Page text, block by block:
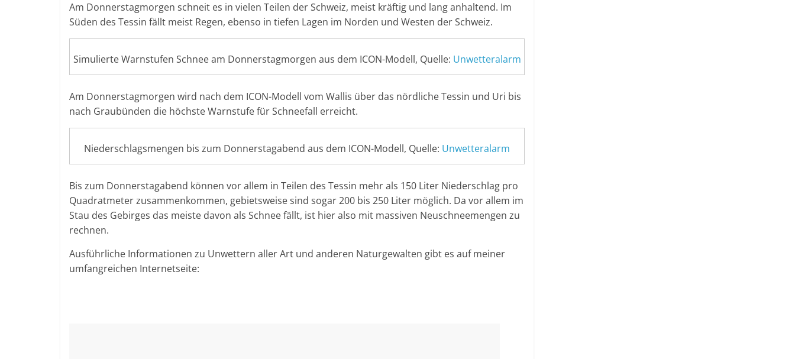
Am Donnerstagmorgen schneit es in vielen Teilen der Schweiz, meist kräftig und lang anhaltend. Im
Süden des Tessin fällt meist Regen, ebenso in tiefen Lagen im Norden und Westen der Schweiz.
Simulierte Warnstufen Schnee am Donnerstagmorgen aus dem ICON-Modell, Quelle: Unwetteralarm
Am Donnerstagmorgen wird nach dem ICON-Modell vom Wallis über das nördliche Tessin und Uri bis
nach Graubünden die höchste Warnstufe für Schneefall erreicht.
Niederschlagsmengen bis zum Donnerstagabend aus dem ICON-Modell, Quelle: Unwetteralarm
Bis zum Donnerstagabend können vor allem in Teilen des Tessin mehr als 150 Liter Niederschlag pro
Quadratmeter zusammenkommen, gebietsweise sind sogar 200 bis 250 Liter möglich. Da vor allem im
Stau des Gebirges das meiste davon als Schnee fällt, ist hier also mit massiven Neuschneemengen zu
rechnen.
Ausführliche Informationen zu Unwettern aller Art und anderen Naturgewalten gibt es auf meiner
umfangreichen Internetseite: